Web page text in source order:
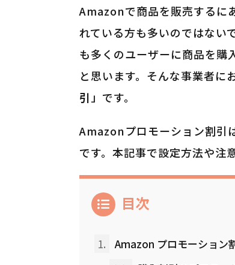
Amazonで商品を販売するに
れている方も多いのではない
も多くのユーザーに商品を購
と思います。そんな事業者に
引 」です。
Amazonプロモーション割引
です。本記事で設定方法や注
目次
1. Amazon プロモーション